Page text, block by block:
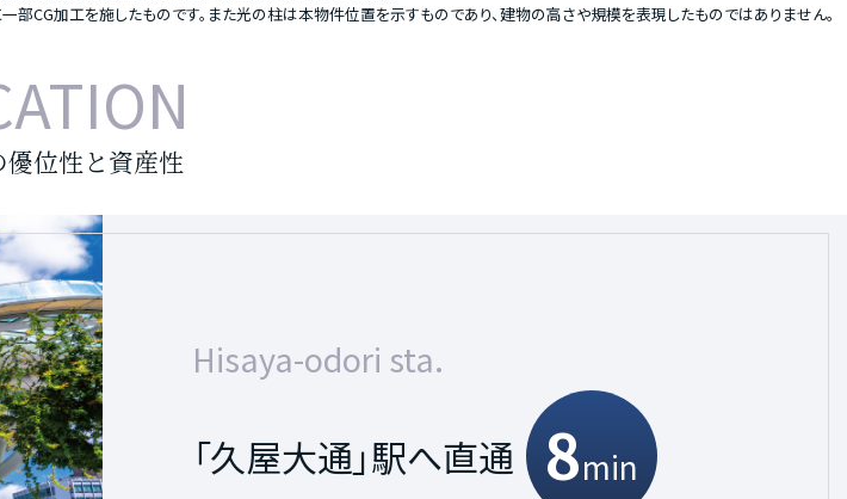
加工を施したものです。また光の柱は本物件位置を示すものであり、建物の高さや規模を表現したものではありません。
優位性と資産性
Sakae sta.
「栄」駅へ 13min
Nagoya sta.
「名古屋」駅へ直通 13min
Hisaya-odori sta.
「久屋大通」駅へ直通 8min